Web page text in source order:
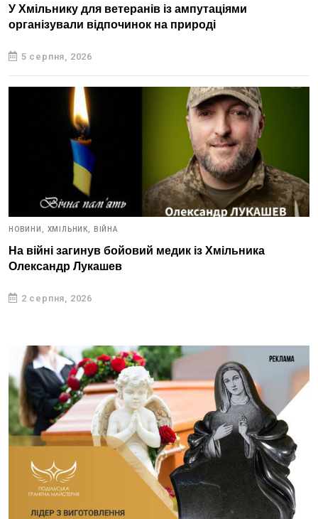
У Хмільнику для ветеранів із ампутаціями
організували відпочинок на природі
5 серпня, 2026
НОВИНИ, ХМІЛЬНИК, ВІЙНА
На війні загинув бойовий медик із Хмільника
Олександр Лукашев
2 серпня, 2026